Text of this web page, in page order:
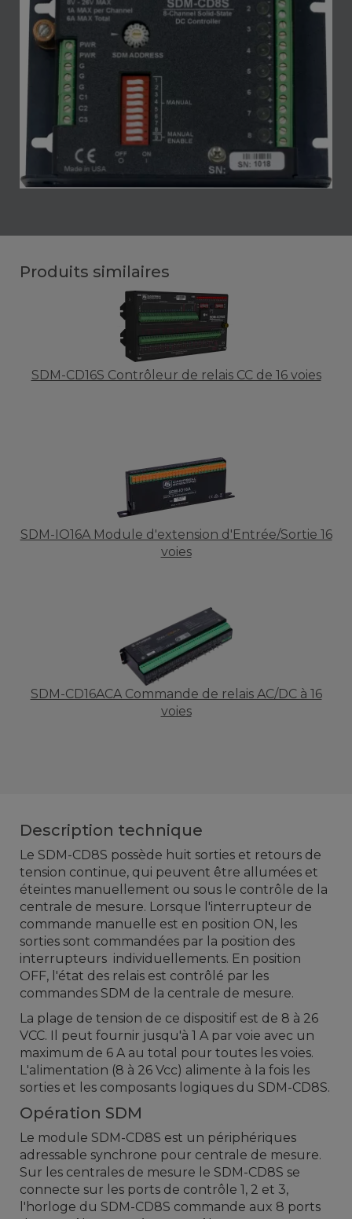
Produits similaires
SDM-CD16S Contrôleur de relais CC de 16 voies
SDM-IO16A Module d'extension d'Entrée/Sortie 16
voies
SDM-CD16ACA Commande de relais AC/DC à 16
voies
Description technique
Le SDM-CD8S possède huit sorties et retours de
tension continue, qui peuvent être allumées et
éteintes manuellement ou sous le contrôle de la
centrale de mesure. Lorsque l'interrupteur de
commande manuelle est en position ON, les
sorties sont commandées par la position des
interrupteurs individuellements. En position
OFF, l'état des relais est contrôlé par les
commandes SDM de la centrale de mesure.
La plage de tension de ce dispositif est de 8 à 26
VCC. Il peut fournir jusqu'à 1 A par voie avec un
maximum de 6 A au total pour toutes les voies.
L'alimentation (8 à 26 Vcc) alimente à la fois les
sorties et les composants logiques du SDM-CD8S.
Opération SDM
Le module SDM-CD8S est un périphériques
adressable synchrone pour centrale de mesure.
Sur les centrales de mesure le SDM-CD8S se
connecte sur les ports de contrôle 1, 2 et 3,
l'horloge du SDM-CD8S commande aux 8 ports